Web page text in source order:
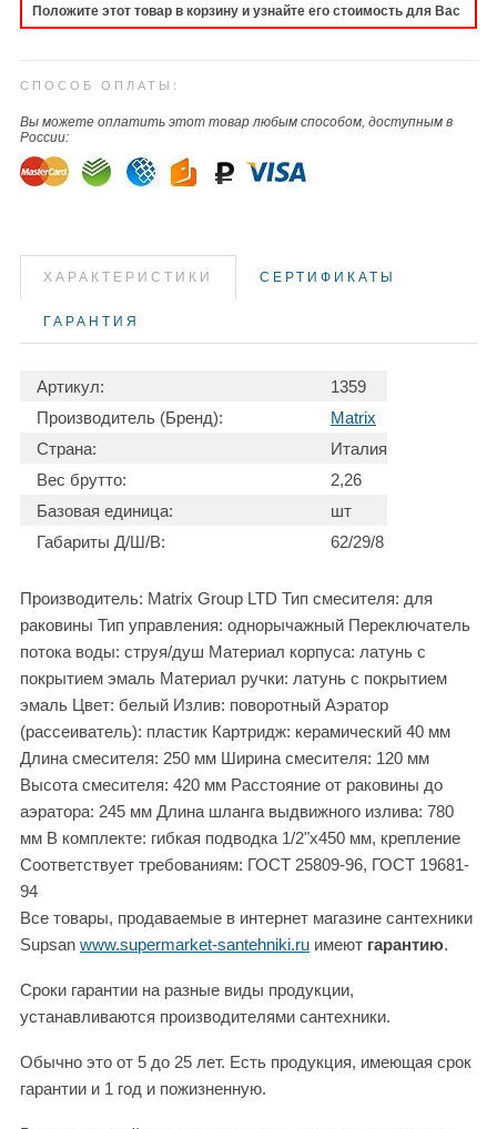
Положите этот товар в корзину и узнайте его стоимость для Вас
СПОСОБ ОПЛАТЫ:
Вы можете оплатить этот товар любым способом, доступным в
России:
ХАРАКТЕРИСТИКИ СЕРТИФИКАТЫ
ГАРАНТИЯ
Артикул:
1359
Производитель (Бренд):
Matrix
Страна:
Италия
Вес брутто:
2,26
Базовая единица:
шт
Габариты Д/Ш/В:
62/29/8
Производитель: Matrix Group LTD Тип смесителя: для
раковины Тип управления: однорычажный Переключатель
потока воды: струя/душ Материал корпуса: латунь с
покрытием эмаль Материал ручки: латунь с покрытием
эмаль Цвет: белый Излив: поворотный Аэратор
(рассеиватель): пластик Картридж: керамический 40 мм
Длина смесителя: 250 мм Ширина смесителя: 120 мм
Высота смесителя: 420 мм Расстояние от раковины до
аэратора: 245 мм Длина шланга выдвижного излива: 780
мм В комплекте: гибкая подводка 1/2"х450 мм, крепление
Соответствует требованиям: ГОСТ 25809-96, ГОСТ 19681-
94
Все товары, продаваемые в интернет магазине сантехники
Supsan www.supermarket-santehniki.ru имеют гарантию.
Сроки гарантии на разные виды продукции,
устанавливаются производителями сантехники.
Обычно это от 5 до 25 лет. Есть продукция, имеющая срок
гарантии и 1 год и пожизненную.